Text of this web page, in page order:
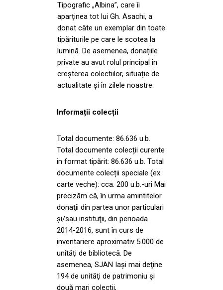
Tipografic „Albina”, care îi
aparținea tot lui Gh. Asachi, a
donat câte un exemplar din toate
tipăriturile pe care le scotea la
lumină. De asemenea, donațiile
private au avut rolul principal în
creșterea colectiilor, situație de
actualitate și în zilele noastre.
Informații colecții
Total documente: 86.636 u.b.
Total documente colecții curente
in format tipărit: 86.636 u.b. Total
documente colecții speciale (ex.
carte veche): cca. 200 u.b.-uri Mai
precizăm că, în urma amintitelor
donaţii din partea unor particulari
şi/sau instituţii, din perioada
2014-2016, sunt în curs de
inventariere aproximativ 5.000 de
unităţi de bibliotecă. De
asemenea, SJAN Iaşi mai deţine
194 de unităţi de patrimoniu şi
două mari colecţii,